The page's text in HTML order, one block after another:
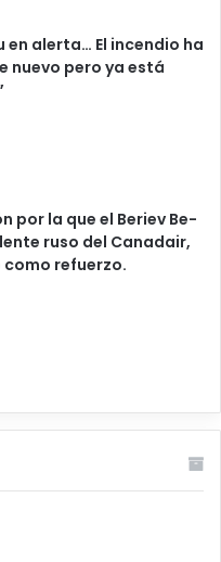
en alerta… El incendio ha
nuevo pero ya está
por la que el Beriev Be-
ruso del Canadair,
refuerzo.